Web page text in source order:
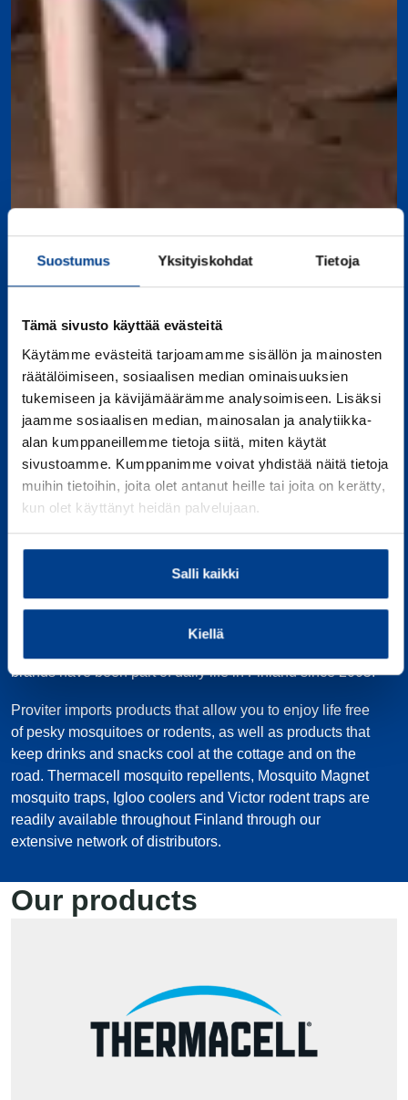
Suostumus Yksityiskohdat Tietoja
Tämä sivusto käyttää evästeitä
Käytämme evästeitä tarjoamamme sisällön ja mainosten
räätälöimiseen, sosiaalisen median ominaisuuksien
tukemiseen ja kävijämäärämme analysoimiseen. Lisäksi
jaamme sosiaalisen median, mainosalan ja analytiikka-
alan kumppaneillemme tietoja siitä, miten käytät
sivustoamme. Kumppanimme voivat yhdistää näitä tietoja
muihin tietoihin, joita olet antanut heille tai joita on kerätty,
kun olet käyttänyt heidän palvelujaan.
Salli kaikki
Kiellä
Adding value to
everyday life
Proviter Oy is an importing and marketing company
brands have been part of daily life in Finland since 2005.
Proviter imports products that allow you to enjoy life free
of pesky mosquitoes or rodents, as well as products that
keep drinks and snacks cool at the cottage and on the
road. Thermacell mosquito repellents, Mosquito Magnet
mosquito traps, Igloo coolers and Victor rodent traps are
readily available throughout Finland through our
extensive network of distributors.
Our products